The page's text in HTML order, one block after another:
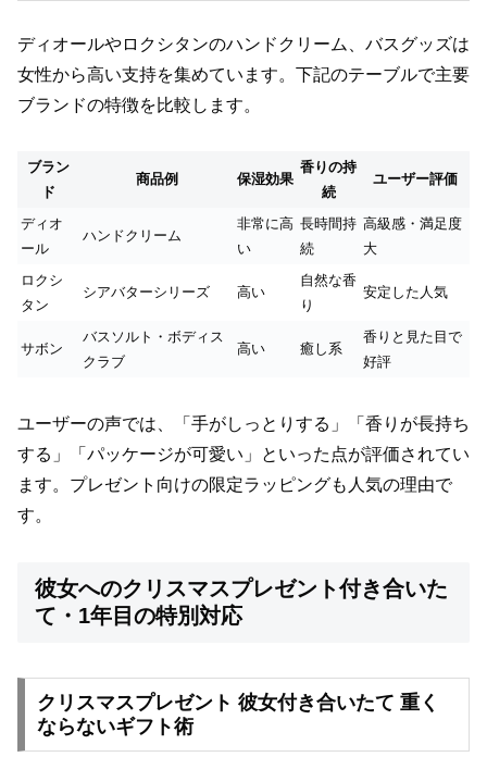
ディオールやロクシタンのハンドクリーム、バスグッズは
女性から高い支持を集めています。下記のテーブルで主要
ブランドの特徴を比較します。
ブラン
ド
商品例 保湿効果
香りの持
続
ユーザー評価
ディオ
ール
ハンドクリーム
非常に高
い
長時間持
続
高級感・満足度
大
ロクシ
タン
シアバターシリーズ 高い
自然な香
り
安定した人気
サボン
バスソルト・ボディス
クラブ
高い 癒し系
香りと見た目で
好評
ユーザーの声では、「手がしっとりする」「香りが長持ち
する」「パッケージが可愛い」といった点が評価されてい
ます。プレゼント向けの限定ラッピングも人気の理由で
す。
彼女へのクリスマスプレゼント付き合いた
て・1年目の特別対応
クリスマスプレゼント 彼女付き合いたて 重く
ならないギフト術